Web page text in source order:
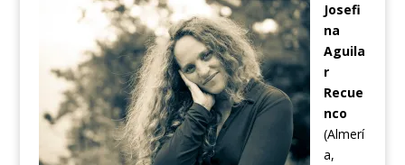
Josefi
na
Aguila
r
Recue
nco
(Almerí
a,